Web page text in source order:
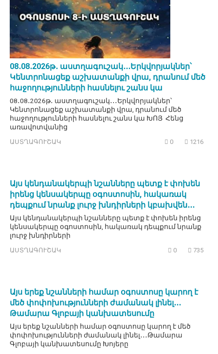
08․08․2026թ․ աստղագուշակ․․․Երկվորյակներ՝
Կենտրոնացեք աշխատանքի վրա, դրանում մեծ
հաջողությունների հասնելու շանս կա
08․08․2026թ․ աստղագուշակ․․․Երկվորյակներ՝
Կենտրոնացեք աշխատանքի վրա, դրանում մեծ
հաջողությունների հասնելու շանս կա ԽՈՅ Հենց
առավոտվանից
ԱՍՏՂԱԳՈՒՇԱԿ 0 1216
Այս կենդանակերպի նշանները պետք է փոխեն
իրենց կենսակերպը օգոստոսին, հակառակ
դեպքում նրանք լուրջ խնդիրների կբախվեն․․․
Այս կենդանակերպի նշանները պետք է փոխեն իրենց
կենսակերպը օգոստոսին, հակառակ դեպքում նրանք
լուրջ խնդիրների
ԱՍՏՂԱԳՈՒՇԱԿ 0 735
Այս երեք նշանների համար օգոստոսը կարող է
մեծ փոփոխությունների ժամանակ լինել․․․
Թամարա Գլոբայի կանխատեսումը
Այս երեք նշանների համար օգոստոսը կարող է մեծ
փոփոխությունների ժամանակ լինել․․․Թամարա
Գլոբայի կանխատեսումը Խոյերը